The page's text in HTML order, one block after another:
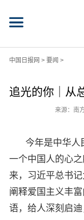
中国日报网 > 要闻 >
追光的你｜从
来源：南
今年是中华人
一个中国人的心
来，习近平总书
阐释爱国主义丰
语，给人深刻启迪